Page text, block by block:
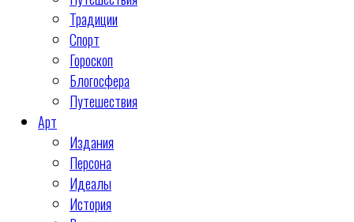
Традиции
Спорт
Гороскоп
Блогосфера
Путешествия
Арт
Издания
Персона
Идеалы
История